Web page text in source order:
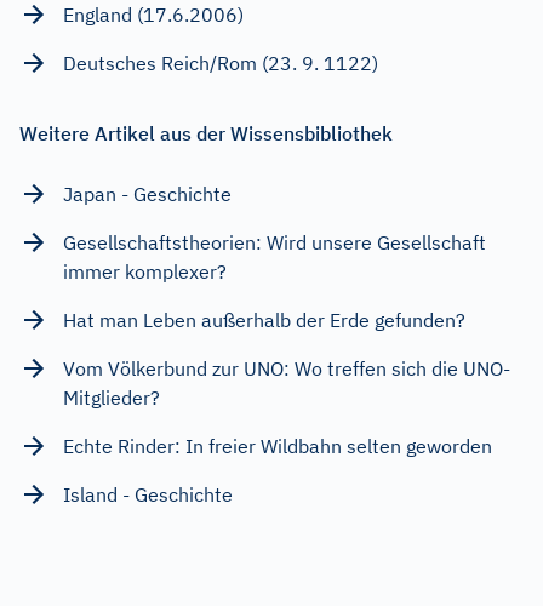
England (17.6.2006)
Deutsches Reich/Rom (23. 9. 1122)
Weitere Artikel aus der Wissensbibliothek
Japan - Geschichte
Gesellschaftstheorien: Wird unsere Gesellschaft
immer komplexer?
Hat man Leben außerhalb der Erde gefunden?
Vom Völkerbund zur UNO: Wo treffen sich die UNO-
Mitglieder?
Echte Rinder: In freier Wildbahn selten geworden
Island - Geschichte